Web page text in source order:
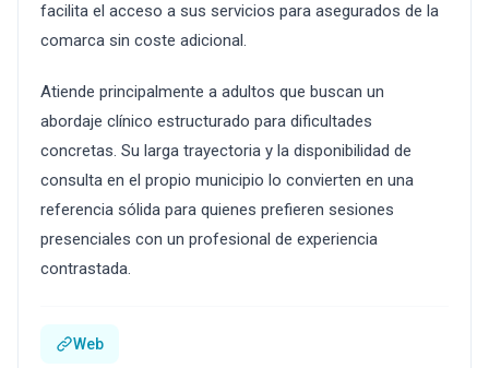
facilita el acceso a sus servicios para asegurados de la
comarca sin coste adicional.
Atiende principalmente a adultos que buscan un
abordaje clínico estructurado para dificultades
concretas. Su larga trayectoria y la disponibilidad de
consulta en el propio municipio lo convierten en una
referencia sólida para quienes prefieren sesiones
presenciales con un profesional de experiencia
contrastada.
Web